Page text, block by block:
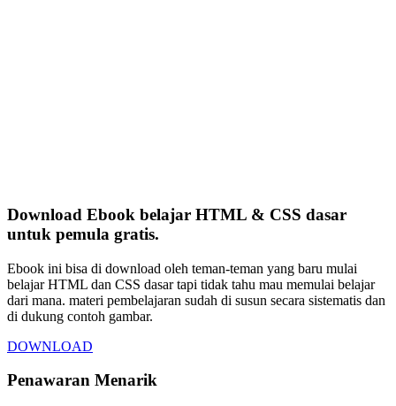
Download Ebook belajar HTML & CSS dasar
untuk pemula gratis.
Ebook ini bisa di download oleh teman-teman yang baru mulai
belajar HTML dan CSS dasar tapi tidak tahu mau memulai belajar
dari mana. materi pembelajaran sudah di susun secara sistematis dan
di dukung contoh gambar.
DOWNLOAD
Penawaran Menarik